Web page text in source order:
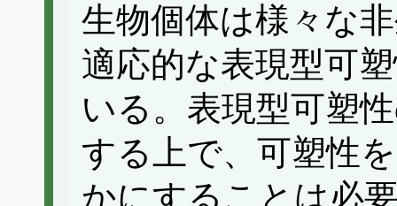
生物個体は様々な
適応的な表現型可
いる。表現型可塑
する上で、可塑性
かにすることは必